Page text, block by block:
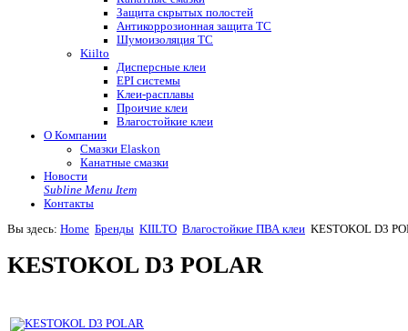
Защита скрытых полостей
Антикоррозионная защита ТС
Шумоизоляция ТС
Kiilto
Дисперсные клеи
EPI системы
Клеи-расплавы
Проичие клеи
Влагостойкие клеи
О Компании
Смазки Elaskon
Канатные смазки
Новости
Subline Menu Item
Контакты
Вы здесь: Home Бренды KIILTO Влагостойкие ПВА клеи KESTOKOL D3
KESTOKOL D3 POLAR